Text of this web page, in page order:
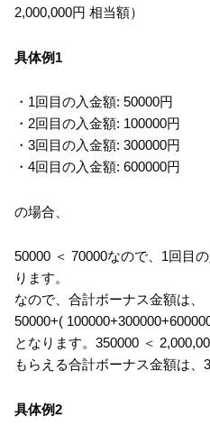
2,000,000円 相当額）
具体例1
・1回目の入金額: 50000円
・2回目の入金額: 100000円
・3回目の入金額: 300000円
・4回目の入金額: 600000円
の場合、
50000 ＜ 70000なので、1回目
ります。
なので、合計ボーナス金額は、
50000+(
となります。350000 ＜
もらえる合計ボーナス金額は、
具体例2